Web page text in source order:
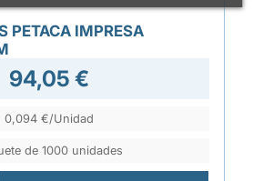
PETACA IMPRESA
94,05 €
0,094 €/Unidad
de 1000 unidades